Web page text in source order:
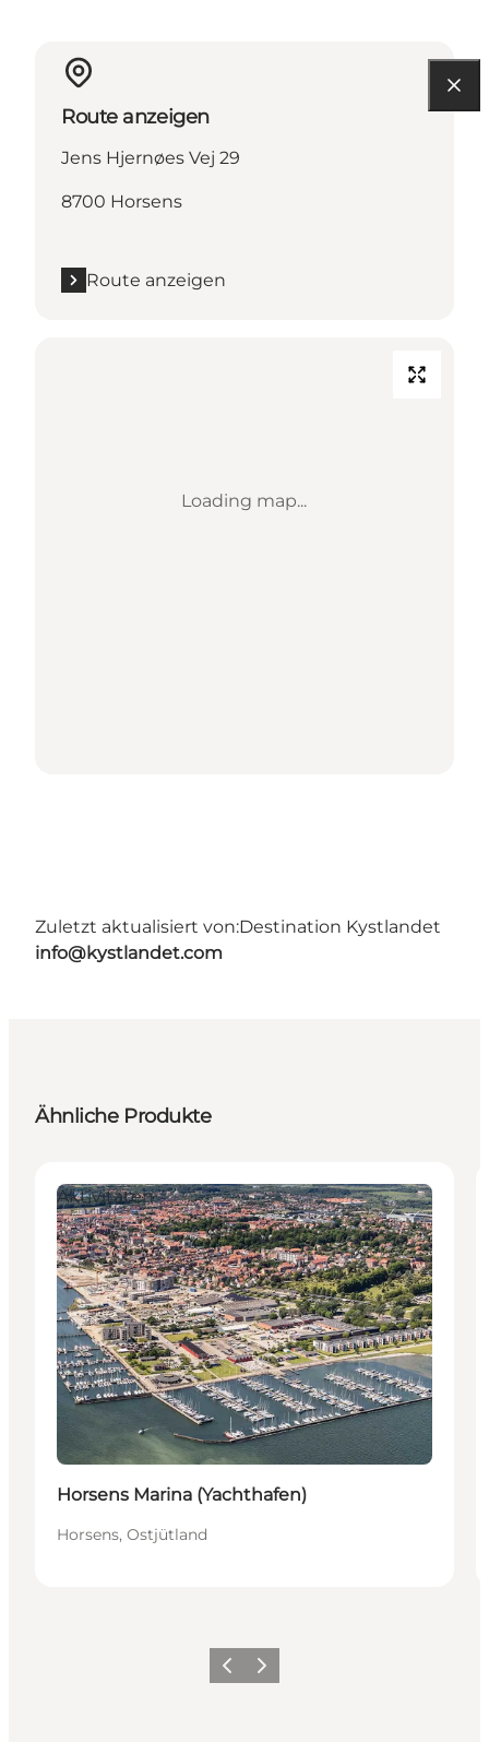
Route anzeigen
Jens Hjernøes Vej 29
8700 Horsens
Route anzeigen
Loading map...
Zuletzt aktualisiert von:Destination Kystlandet
info@kystlandet.com
Ähnliche Produkte
Aktivitäten
Horsens Marina (Yachthafen)
Horsens, Ostjütland
ZurückWeiter